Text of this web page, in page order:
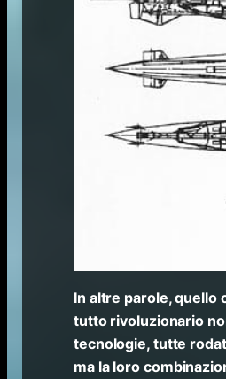
In altre parole, quello
tutto rivoluzionario
tecnologie, tutte
ma la loro